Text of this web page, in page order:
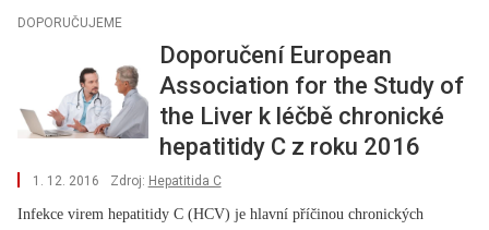
DOPORUČUJEME
Doporučení European
Association for the Study of
the Liver k léčbě chronické
hepatitidy C z roku 2016
1. 12. 2016 Zdroj: Hepatitida C
Infekce virem hepatitidy C (HCV) je hlavní příčinou chronických